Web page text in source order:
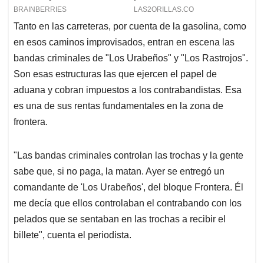
Tanto en las carreteras, por cuenta de la gasolina, como
en esos caminos improvisados, entran en escena las
bandas criminales de "Los Urabeños" y "Los Rastrojos".
Son esas estructuras las que ejercen el papel de
aduana y cobran impuestos a los contrabandistas. Esa
es una de sus rentas fundamentales en la zona de
frontera.
"Las bandas criminales controlan las trochas y la gente
sabe que, si no paga, la matan. Ayer se entregó un
comandante de 'Los Urabeños', del bloque Frontera. Él
me decía que ellos controlaban el contrabando con los
pelados que se sentaban en las trochas a recibir el
billete", cuenta el periodista.